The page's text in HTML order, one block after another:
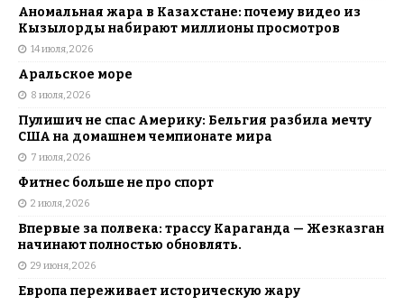
Аномальная жара в Казахстане: почему видео из
Кызылорды набирают миллионы просмотров
14 июля, 2026
Аральское море
8 июля, 2026
Пулишич не спас Америку: Бельгия разбила мечту
США на домашнем чемпионате мира
7 июля, 2026
Фитнес больше не про спорт
2 июля, 2026
Впервые за полвека: трассу Караганда — Жезказган
начинают полностью обновлять.
29 июня, 2026
Европа переживает историческую жару